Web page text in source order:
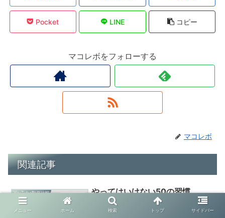
Pocket LINE コピー
マコレボをフォローする
マコレボ
関連記事
YouTube動画比較
やってはいけない50の習慣
YouTube動画比較
メニュー ホーム 検索 トップ サイドバー